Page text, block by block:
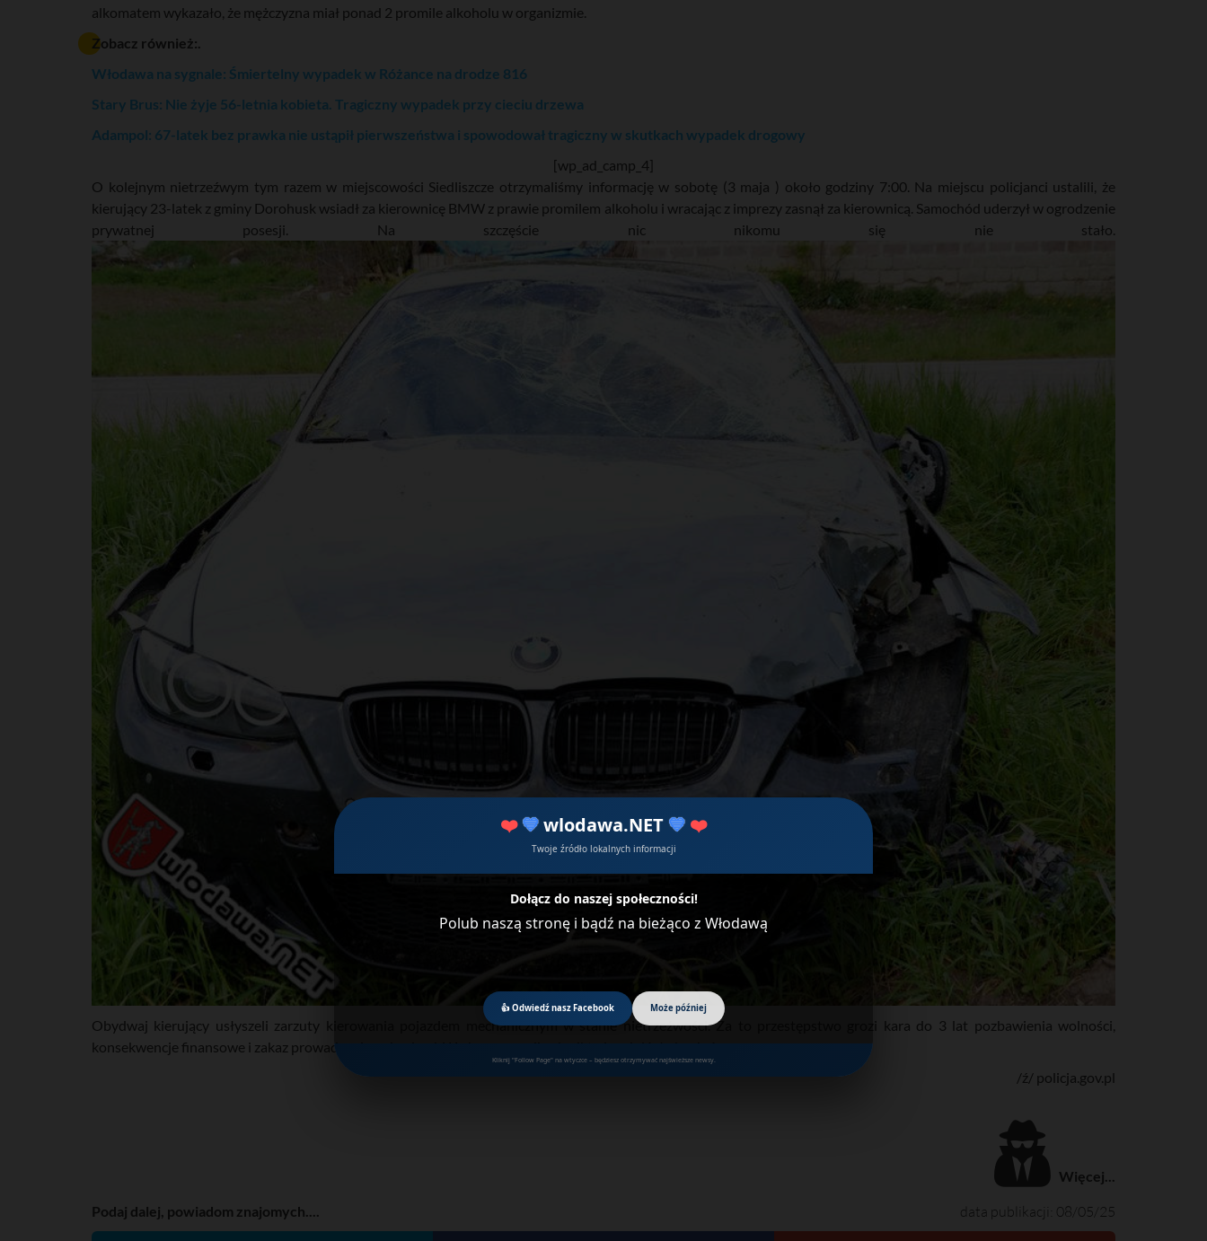
❤️ 💙wlodawa.NET 💙 ❤️
Twoje źródło lokalnych informacji
Dołącz do naszej społeczności!
Polub naszą stronę i bądź na bieżąco z Włodawą
👍 Odwiedź nasz Facebook Może później
Kliknij "Follow Page" na wtyczce – będziesz otrzymywać najświeższe newsy.
alkomatem wykazało, że mężczyzna miał ponad 2 promile alkoholu w organizmie.
Zobacz również:.
Włodawa na sygnale: Śmiertelny wypadek w Różance na drodze 816
Stary Brus: Nie żyje 56-letnia kobieta. Tragiczny wypadek przy cieciu drzewa
Adampol: 67-latek bez prawka nie ustąpił pierwszeństwa i spowodował tragiczny w skutkach wypadek drogowy
[wp_ad_camp_4]
O kolejnym nietrzeźwym tym razem w miejscowości Siedliszcze otrzymaliśmy informację w sobotę (3 maja ) około godziny 7:00. Na miejscu policjanci ustalili, że
kierujący 23-latek z gminy Dorohusk wsiadł za kierownicę BMW z prawie promilem alkoholu i wracając z imprezy zasnął za kierownicą. Samochód uderzył w ogrodzenie
prywatnej posesji. Na szczęście nic nikomu się nie stało.
Obydwaj kierujący usłyszeli zarzuty kierowania pojazdem mechanicznym w stanie nietrzeźwości. Za to przestępstwo grozi kara do 3 lat pozbawienia wolności,
konsekwencje finansowe i zakaz prowadzenia pojazdami. W obu przypadkach nikt nie odniósł obrażeń.
/ź/ policja.gov.pl
Więcej...
data publikacji: 08/05/25
Podaj dalej, powiadom znajomych....